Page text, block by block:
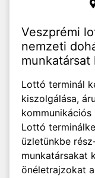
Veszprémi
nemzeti
munkatársat
Lottó terminál
kiszolgálása,
kommunikációs
Lottó
üzletünkbe
munkatársakat
önéletrajzokat